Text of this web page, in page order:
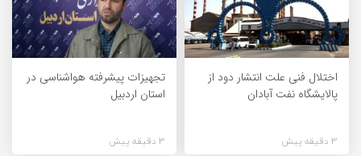
اختلال فنی علت انتشار دود از
پالایشگاه نفت آبادان
3 دقیقه پیش
تجهیزات پیشرفته هواشناسی در
استان اردبیل
3 دقیقه پیش